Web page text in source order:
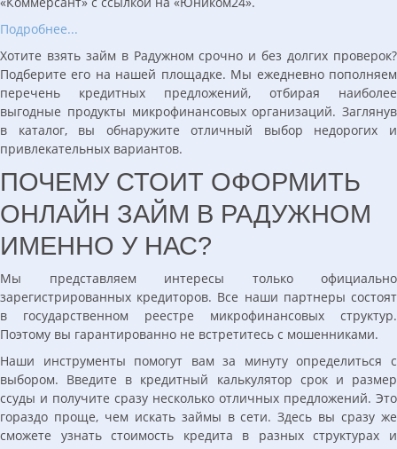
Подробнее...
Хотите взять займ в Радужном срочно и без долгих проверок?
Подберите его на нашей площадке. Мы ежедневно пополняем
перечень кредитных предложений, отбирая наиболее
выгодные продукты микрофинансовых организаций. Заглянув
в каталог, вы обнаружите отличный выбор недорогих и
привлекательных вариантов.
ПОЧЕМУ СТОИТ ОФОРМИТЬ
ОНЛАЙН ЗАЙМ В РАДУЖНОМ
ИМЕННО У НАС?
Мы представляем интересы только официально
зарегистрированных кредиторов. Все наши партнеры состоят
в государственном реестре микрофинансовых структур.
Поэтому вы гарантированно не встретитесь с мошенниками.
Наши инструменты помогут вам за минуту определиться с
выбором. Введите в кредитный калькулятор срок и размер
ссуды и получите сразу несколько отличных предложений. Это
гораздо проще, чем искать займы в сети. Здесь вы сразу же
сможете узнать стоимость кредита в разных структурах и